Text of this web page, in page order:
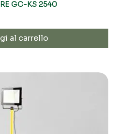
GC-KS 2540
al carrello